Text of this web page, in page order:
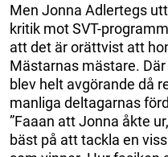
Men Jonna Adlertegs
kritik mot SVT-
att det är orättvist att
Mästarnas mästare.
blev helt avgörande då
manliga deltagarnas
”Faaan att Jonna åkte
bäst på att tackla en